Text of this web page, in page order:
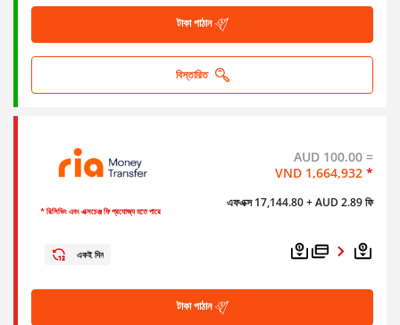
টাকা পাঠান
বিস্তারিত
* রিসিভিং এবং এক্সচেঞ্জ ফি প্রযোজ্য হতে পারে
AUD 100.00 =
VND 1,664,932 *
এফএক্স 17,144.80+ AUD 2.89 ফি
একই দিন
টাকা পাঠান